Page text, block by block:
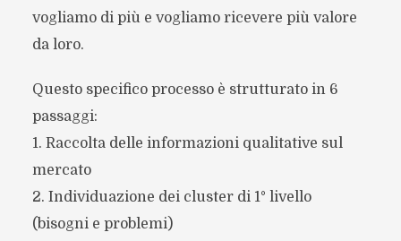
vogliamo di più e vogliamo ricevere più valore
da loro.
Questo specifico processo è strutturato in 6
passaggi:
1. Raccolta delle informazioni qualitative sul
mercato
2. Individuazione dei cluster di 1° livello
(bisogni e problemi)